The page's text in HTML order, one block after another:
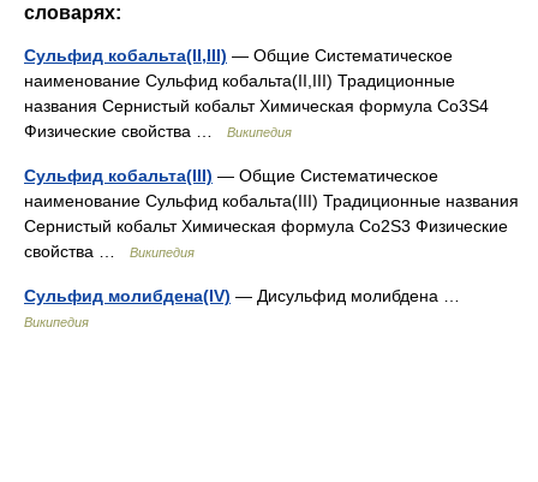
словарях:
Сульфид кобальта(II,III) — Общие Систематическое
наименование Сульфид кобальта(II,III) Традиционные
названия Сернистый кобальт Химическая формула Co3S4
Физические свойства …
Википедия
Сульфид кобальта(III) — Общие Систематическое
наименование Сульфид кобальта(III) Традиционные названия
Сернистый кобальт Химическая формула Co2S3 Физические
свойства …
Википедия
Сульфид молибдена(IV) — Дисульфид молибдена …
Википедия